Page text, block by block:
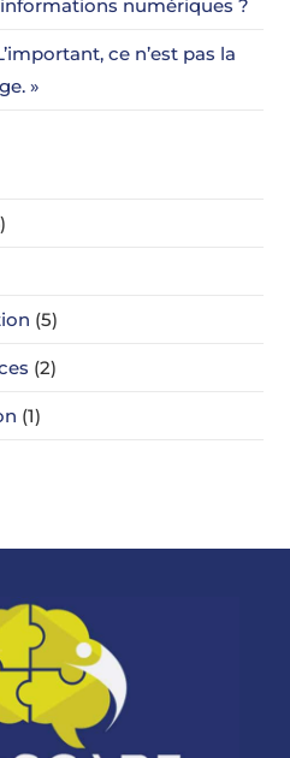
numériques ?
ce n’est pas la
»
(5)
(2)
(1)